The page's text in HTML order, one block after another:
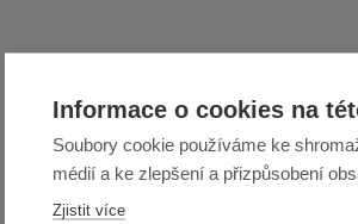
Informace o cookies na
Soubory cookie používáme ke
médií a ke zlepšení a přizpůsobení
Zjistit více